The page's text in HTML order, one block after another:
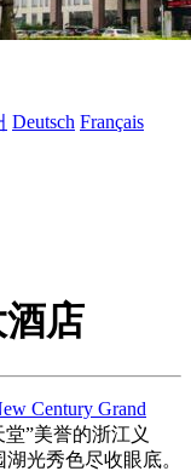
Deutsch Français
店
Century Grand
”美誉的浙江义
光秀色尽收眼底。